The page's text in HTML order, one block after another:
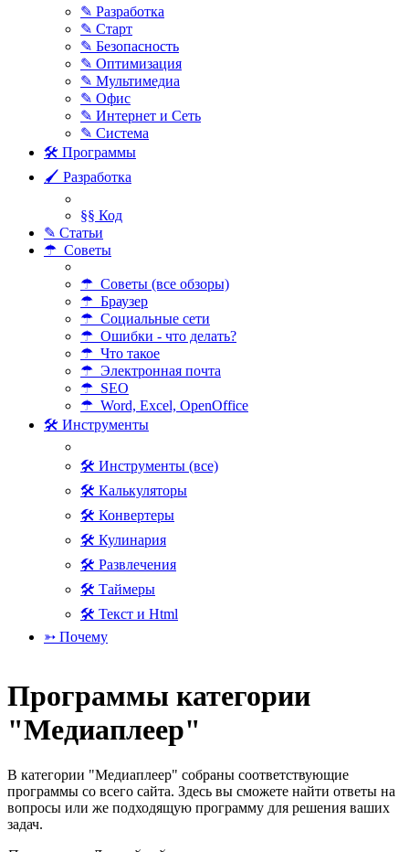
✎ Разработка
✎ Старт
✎ Безопасность
✎ Оптимизация
✎ Мультимедиа
✎ Офис
✎ Интернет и Сеть
✎ Система
🛠 Программы
🖌 Разработка
§§ Код
✎ Статьи
☂ Советы
☂ Советы (все обзоры)
☂ Браузер
☂ Социальные сети
☂ Ошибки - что делать?
☂ Что такое
☂ Электронная почта
☂ SEO
☂ Word, Excel, OpenOffice
🛠 Инструменты
🛠 Инструменты (все)
🛠 Калькуляторы
🛠 Конвертеры
🛠 Кулинария
🛠 Развлечения
🛠 Таймеры
🛠 Текст и Html
➳ Почему
Программы категории
"Медиаплеер"
В категории "Медиаплеер" собраны соответствующие
программы со всего сайта. Здесь вы сможете найти ответы на
вопросы или же подходящую программу для решения ваших
задач.